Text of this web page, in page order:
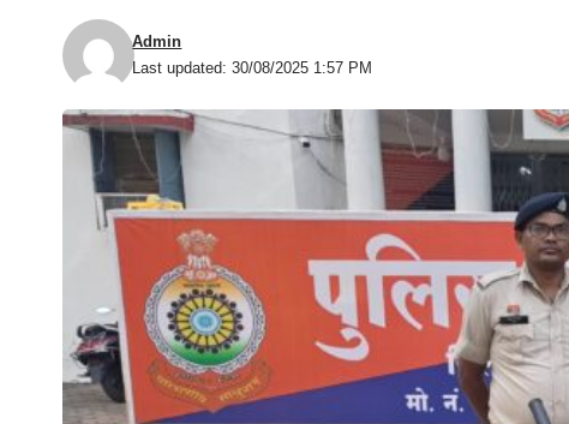
Last updated: 30/08/2025 1:57 PM
Admin